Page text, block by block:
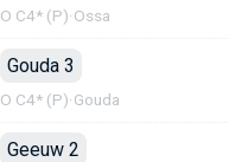
O C4* (P)·Ossa
Gouda 3
O C4* (P)·Gouda
Geeuw 2